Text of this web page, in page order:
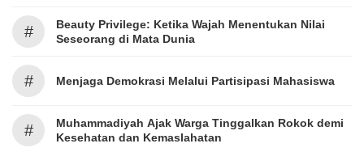
#
Beauty Privilege: Ketika Wajah Menentukan Nilai
Seseorang di Mata Dunia
# Menjaga Demokrasi Melalui Partisipasi Mahasiswa
#
Muhammadiyah Ajak Warga Tinggalkan Rokok demi
Kesehatan dan Kemaslahatan